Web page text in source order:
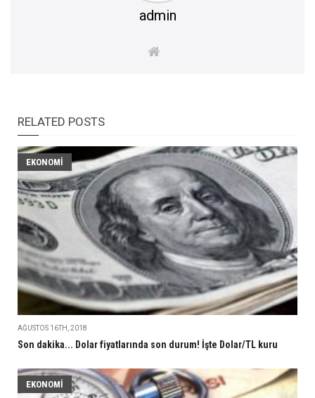
admin
RELATED POSTS
EKONOMI
AĞUSTOS 16TH, 2018
Son dakika... Dolar fiyatlarında son durum! İşte Dolar/TL kuru
EKONOMI